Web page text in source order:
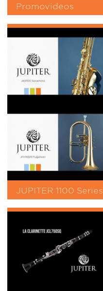
Promovideos
JUPITER 1100 Series